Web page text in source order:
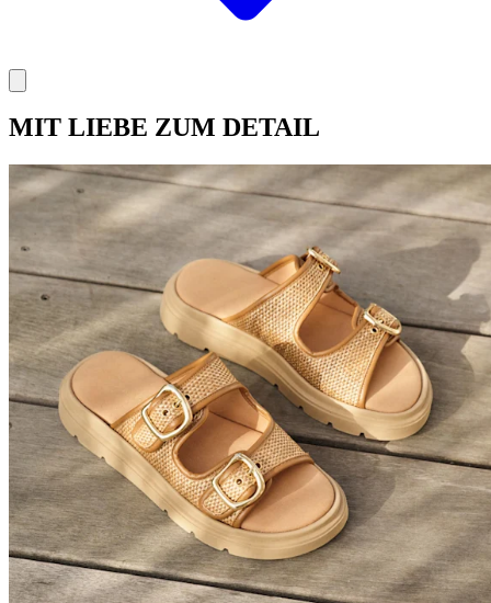
MIT LIEBE ZUM DETAIL